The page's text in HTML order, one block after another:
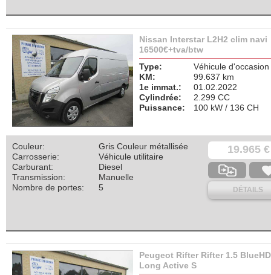
Nissan Interstar L2H2 clim navi
16500€+tva/btw
Type:
Véhicule d'occasion
KM:
99.637 km
1e immat.:
01.02.2022
Cylindrée:
2.299 CC
Puissance:
100 kW / 136 CH
19.965 €
DÉTAILS
Couleur:
Gris Couleur métallisée
Carrosserie:
Véhicule utilitaire
Carburant:
Diesel
Transmission:
Manuelle
Nombre de portes:
5
Peugeot Rifter Rifter 1.5
Long Active S